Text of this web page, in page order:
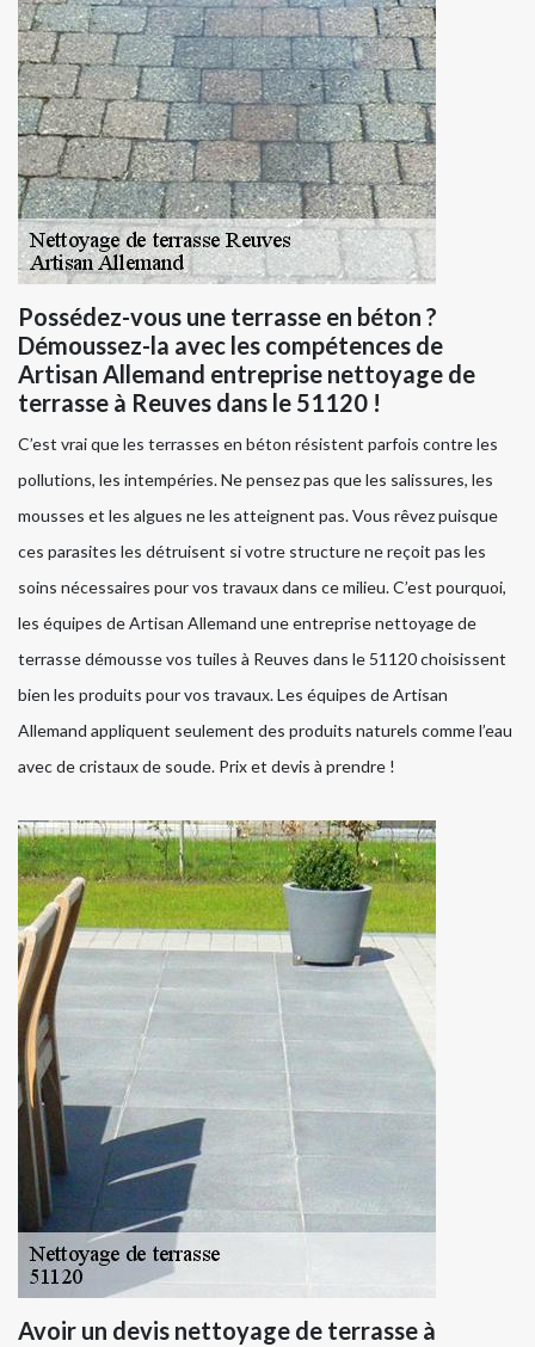
Possédez-vous une terrasse en béton ?
Démoussez-la avec les compétences de
Artisan Allemand entreprise nettoyage de
terrasse à Reuves dans le 51120 !
C’est vrai que les terrasses en béton résistent parfois contre les
pollutions, les intempéries. Ne pensez pas que les salissures, les
mousses et les algues ne les atteignent pas. Vous rêvez puisque
ces parasites les détruisent si votre structure ne reçoit pas les
soins nécessaires pour vos travaux dans ce milieu. C’est pourquoi,
les équipes de Artisan Allemand une entreprise nettoyage de
terrasse démousse vos tuiles à Reuves dans le 51120 choisissent
bien les produits pour vos travaux. Les équipes de Artisan
Allemand appliquent seulement des produits naturels comme l’eau
avec de cristaux de soude. Prix et devis à prendre !
Avoir un devis nettoyage de terrasse à